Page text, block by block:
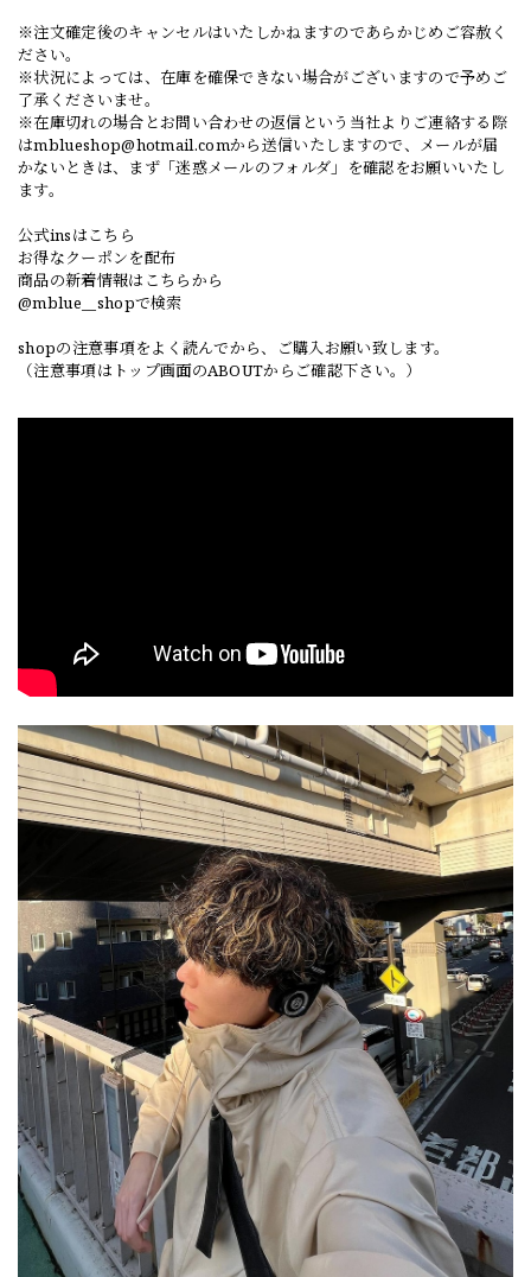
※注文確定後のキャンセルはいたしかねますのであらかじめご容赦く
ださい。
※状況によっては、在庫を確保できない場合がございますので予めご
了承くださいませ。
※在庫切れの場合とお問い合わせの返信という当社よりご連絡する際
はmblueshop@hotmail.comから送信いたしますので、メールが届
かないときは、まず「迷惑メールのフォルダ」を確認をお願いいたし
ます。
公式insはこちら
お得なクーポンを配布
商品の新着情報はこちらから
@mblue__shopで検索
shopの注意事項をよく読んでから、ご購入お願い致します。
（注意事項はトップ画面のABOUTからご確認下さい。）